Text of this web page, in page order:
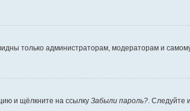
только администраторам, модераторам и
и щёлкните на ссылку Забыли пароль? . Следуйте